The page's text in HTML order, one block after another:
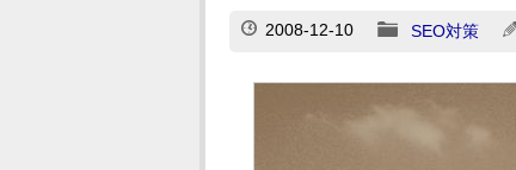
2008-12-10 SEO対策